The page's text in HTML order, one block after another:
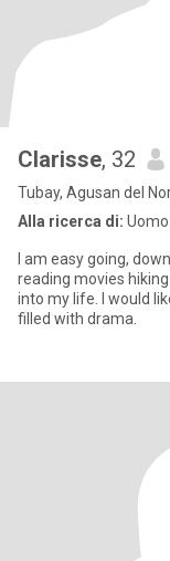
Clarisse, 32
Tubay, Agusan del
Alla ricerca di:
I am easy going,
reading movies
into my life. I would
filled with drama.